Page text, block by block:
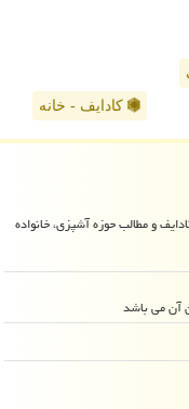
کادایف - خانه
و مطالب حوزه آشپزی، خانواده